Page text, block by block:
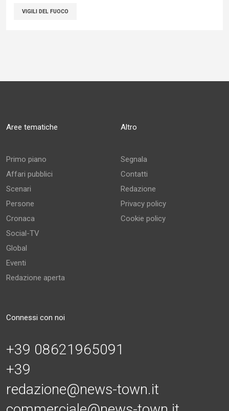
VIGILI DEL FUOCO
Aree tematiche
Primo piano
Affari pubblici
Scenari
Persone
Cronaca
Social-TV
Global
Eventi
Redazione aperta
Altro
Segnala
Contatti
Redazione
Privacy policy
Cookie policy
Connessi con noi
+39 08621965091
+39
redazione@news-town.it